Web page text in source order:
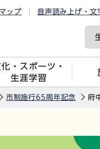
ップ 音声読み上げ・文
・スポーツ・
生涯学習
市制施行65周年記念 府